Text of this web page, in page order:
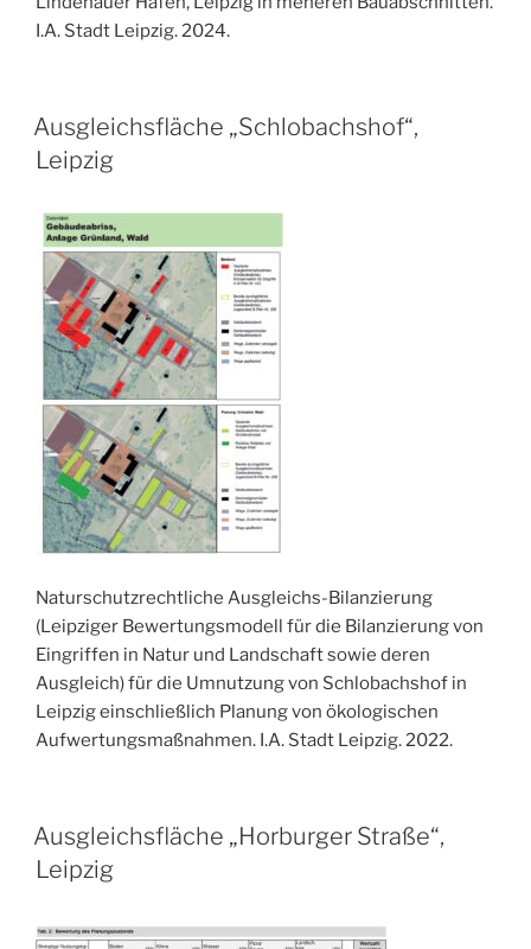
I.A. Stadt Leipzig. 2024.
VERÖFFENTLICHT
AM
Ausgleichsfläche „Schlobachshof“,
Leipzig
Naturschutzrechtliche Ausgleichs-Bilanzierung
(Leipziger Bewertungsmodell für die Bilanzierung von
Eingriffen in Natur und Landschaft sowie deren
Ausgleich) für die Umnutzung von Schlobachshof in
Leipzig einschließlich Planung von ökologischen
Aufwertungsmaßnahmen. I.A. Stadt Leipzig. 2022.
VERÖFFENTLICHT
AM
Ausgleichsfläche „Horburger Straße“,
Leipzig